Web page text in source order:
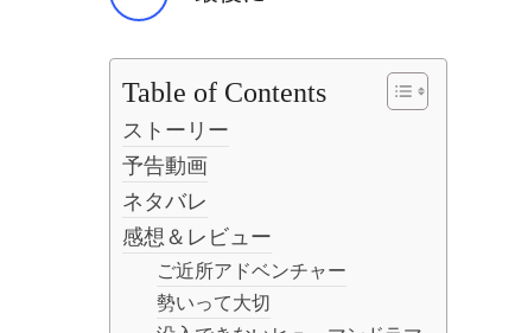
Table of Contents
ストーリー
予告動画
ネタバレ
感想＆レビュー
ご近所アドベンチャー
勢いって大切